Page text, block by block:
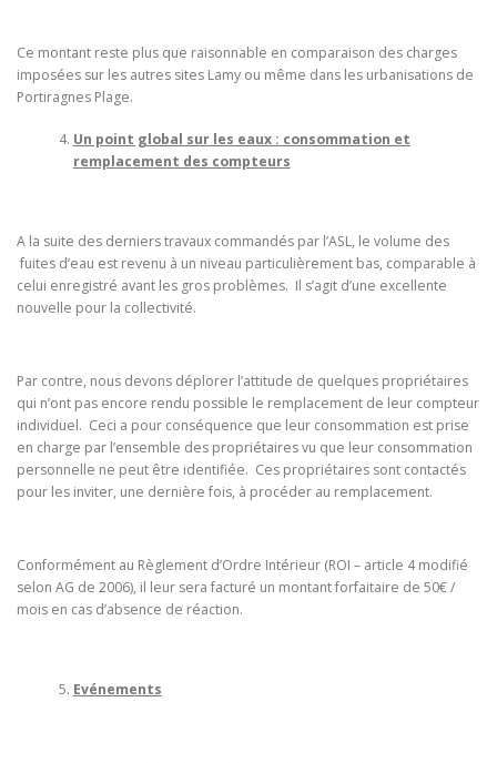
Ce montant reste plus que raisonnable en comparaison des charges
imposées sur les autres sites Lamy ou même dans les urbanisations de
Portiragnes Plage.
Un point global sur les eaux : consommation et
remplacement des compteurs
A la suite des derniers travaux commandés par l’ASL, le volume des
fuites d’eau est revenu à un niveau particulièrement bas, comparable à
celui enregistré avant les gros problèmes. Il s’agit d’une excellente
nouvelle pour la collectivité.
Par contre, nous devons déplorer l’attitude de quelques propriétaires
qui n’ont pas encore rendu possible le remplacement de leur compteur
individuel. Ceci a pour conséquence que leur consommation est prise
en charge par l’ensemble des propriétaires vu que leur consommation
personnelle ne peut être identifiée. Ces propriétaires sont contactés
pour les inviter, une dernière fois, à procéder au remplacement.
Conformément au Règlement d’Ordre Intérieur (ROI – article 4 modifié
selon AG de 2006), il leur sera facturé un montant forfaitaire de 50€ /
mois en cas d’absence de réaction.
Evénements